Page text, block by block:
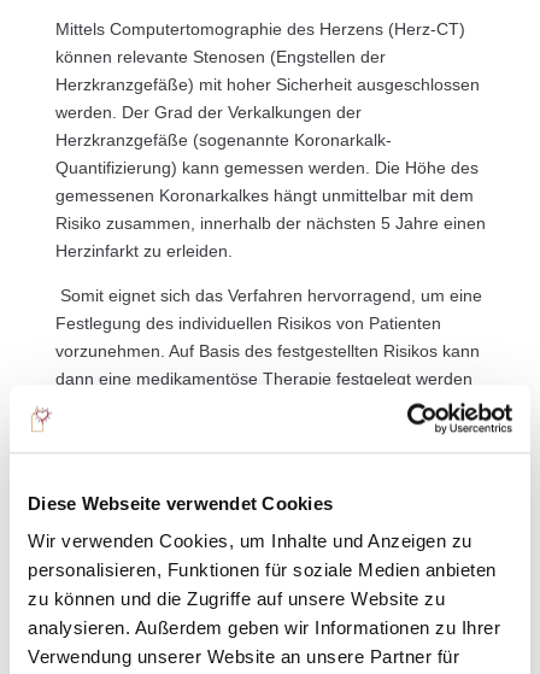
Diese Webseite verwendet Cookies
Wir verwenden Cookies, um Inhalte und Anzeigen zu
personalisieren, Funktionen für soziale Medien anbieten
zu können und die Zugriffe auf unsere Website zu
analysieren. Außerdem geben wir Informationen zu Ihrer
Verwendung unserer Website an unsere Partner für
Mittels Computertomographie des Herzens (Herz-CT)
können relevante Stenosen (Engstellen der
Herzkranzgefäße) mit hoher Sicherheit ausgeschlossen
werden. Der Grad der Verkalkungen der
Herzkranzgefäße (sogenannte Koronarkalk-
Quantifizierung) kann gemessen werden. Die Höhe des
gemessenen Koronarkalkes hängt unmittelbar mit dem
Risiko zusammen, innerhalb der nächsten 5 Jahre einen
Herzinfarkt zu erleiden.
Somit eignet sich das Verfahren hervorragend, um eine
Festlegung des individuellen Risikos von Patienten
vorzunehmen. Auf Basis des festgestellten Risikos kann
dann eine medikamentöse Therapie festgelegt werden
um einem Herzinfarkt sinnvoll vorzubeugen. Hinsichtlich
der individuellen Risikoabschätzung ist die Herz-CT
Aktuell wird die CT-Untersuchung des Herzens nur von
den Privatkassen vergütet und stellt somit keine
Kassenleistung dar.Selbstverständlich ist die
Untersuchung auf Wunsch auch als Selbstzahlerleistung